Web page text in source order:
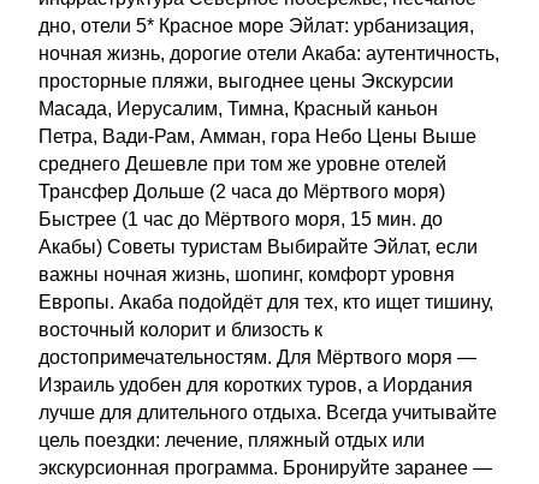
дно, отели 5* Красное море Эйлат: урбанизация,
ночная жизнь, дорогие отели Акаба: аутентичность,
просторные пляжи, выгоднее цены Экскурсии
Масада, Иерусалим, Тимна, Красный каньон
Петра, Вади-Рам, Амман, гора Небо Цены Выше
среднего Дешевле при том же уровне отелей
Трансфер Дольше (2 часа до Мёртвого моря)
Быстрее (1 час до Мёртвого моря, 15 мин. до
Акабы) Советы туристам Выбирайте Эйлат, если
важны ночная жизнь, шопинг, комфорт уровня
Европы. Акаба подойдёт для тех, кто ищет тишину,
восточный колорит и близость к
достопримечательностям. Для Мёртвого моря —
Израиль удобен для коротких туров, а Иордания
лучше для длительного отдыха. Всегда учитывайте
цель поездки: лечение, пляжный отдых или
экскурсионная программа. Бронируйте заранее —